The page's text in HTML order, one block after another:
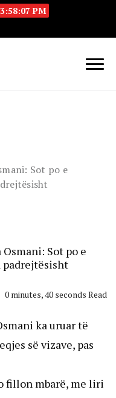
3:58:08 PM
Sot po e
Sot po e
padrejtësisht
0 minutes, 40 seconds Read
ka uruar të
së vizave, pas
fillon mbarë, me liri